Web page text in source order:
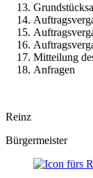
Mitteilung
Anfragen
Reinz
Bürgermeister